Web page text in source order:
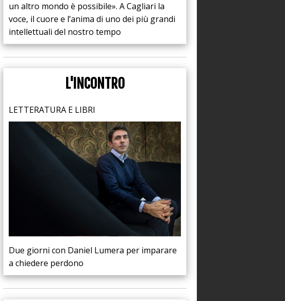
un altro mondo è possibile». A Cagliari la
voce, il cuore e l’anima di uno dei più grandi
intellettuali del nostro tempo
L'INCONTRO
LETTERATURA E LIBRI
Due giorni con Daniel Lumera per imparare
a chiedere perdono